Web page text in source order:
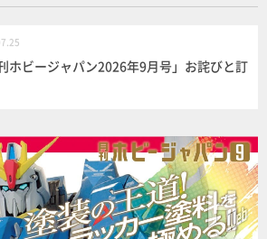
刊ホビージャパン2026年9月号」お詫びと訂